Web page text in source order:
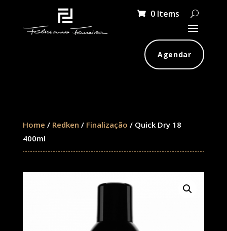
0 Items
Agendar
Home / Redken / Finalização / Quick Dry 18
400ml